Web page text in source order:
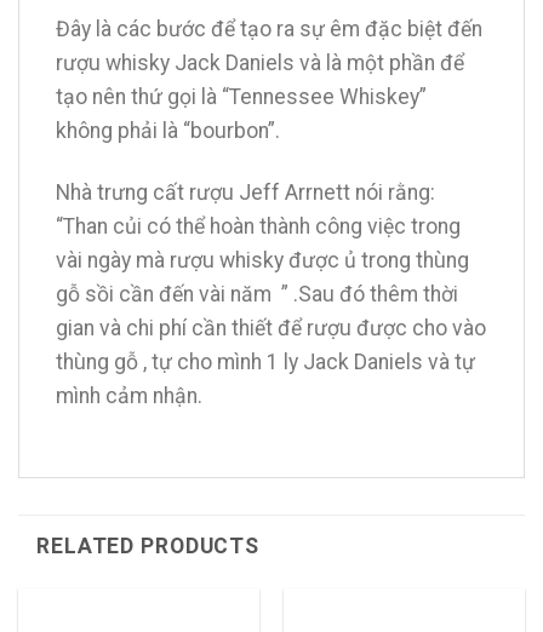
Đây là các bước để tạo ra sự êm đặc biệt đến
rượu whisky Jack Daniels và là một phần để
tạo nên thứ gọi là “Tennessee Whiskey”
không phải là “bourbon”.
Nhà trưng cất rượu Jeff Arrnett nói rằng:
“Than củi có thể hoàn thành công việc trong
vài ngày mà rượu whisky được ủ trong thùng
gỗ sồi cần đến vài năm ” .Sau đó thêm thời
gian và chi phí cần thiết để rượu được cho vào
thùng gỗ , tự cho mình 1 ly Jack Daniels và tự
mình cảm nhận.
RELATED PRODUCTS